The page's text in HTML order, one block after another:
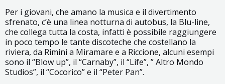
Per i giovani, che amano la musica e il divertimento
sfrenato, c’è una linea notturna di autobus, la Blu-line,
che collega tutta la costa, infatti è possibile raggiungere
in poco tempo le tante discoteche che costellano la
riviera, da Rimini a Miramare e a Riccione, alcuni esempi
sono il “Blow up”, il “Carnaby”, il “Life”, ” Altro Mondo
Studios”, il “Cocorico” e il “Peter Pan”.